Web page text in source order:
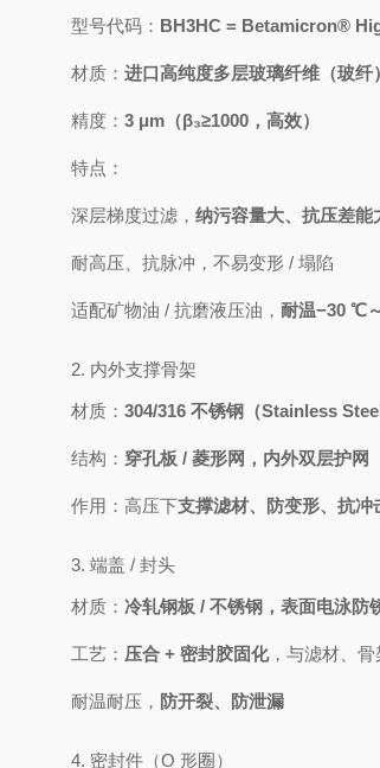
型号代码： BH3HC = Betamicron®
材质： 进口高纯度多层玻璃纤维（玻纤
精度： 3 μm（β₃≥1000，高效）
特点：
深层梯度过滤， 纳污容量大、抗压差能
耐高压、抗脉冲，不易变形 / 塌陷
适配矿物油 / 抗磨液压油， 耐温−30 ℃
2. 内外支撑骨架
材质： 304/316 不锈钢（Stainless Steel
结构： 穿孔板 / 菱形网，内外双层护网
作用：高压下支撑滤材、防变形、抗冲
3. 端盖 / 封头
材质： 冷轧钢板 / 不锈钢，表面电泳防
工艺： 压合 + 密封胶固化，与滤材、
耐温耐压， 防开裂、防泄漏
4. 密封件（O 形圈）